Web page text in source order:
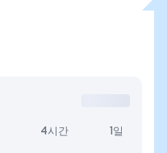
4시간 1일